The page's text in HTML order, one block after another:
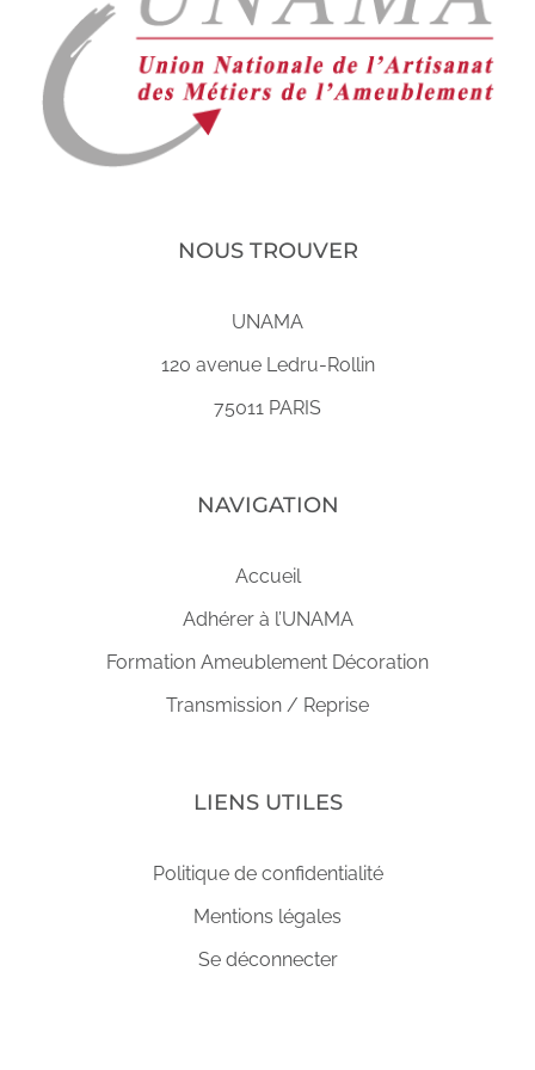
NOUS TROUVER
UNAMA
120 avenue Ledru-Rollin
75011 PARIS
NAVIGATION
Accueil
Adhérer à l’UNAMA
Formation Ameublement Décoration
Transmission / Reprise
LIENS UTILES
Politique de confidentialité
Mentions légales
Se déconnecter